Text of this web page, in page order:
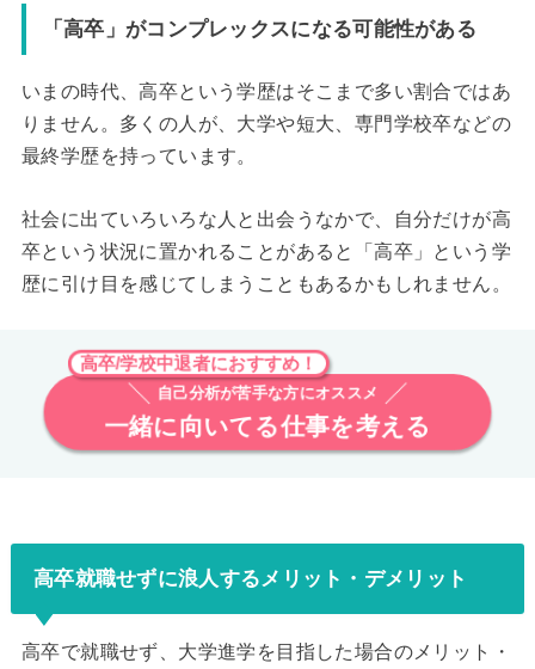
「高卒」がコンプレックスになる可能性がある
いまの時代、高卒という学歴はそこまで多い割合ではあ
りません。多くの人が、大学や短大、専門学校卒などの
最終学歴を持っています。
社会に出ていろいろな人と出会うなかで、自分だけが高
卒という状況に置かれることがあると「高卒」という学
歴に引け目を感じてしまうこともあるかもしれません。
高卒/学校中退者におすすめ！
自己分析が苦手な方にオススメ
一緒に向いてる仕事を考える
高卒就職せずに浪人するメリット・デメリット
高卒で就職せず、大学進学を目指した場合のメリット・